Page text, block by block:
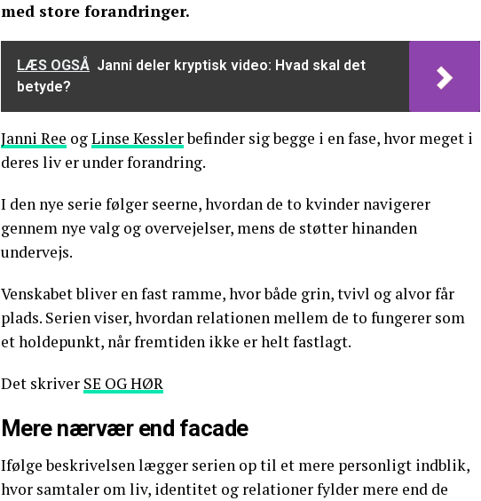
med store forandringer.
LÆS OGSÅ Janni deler kryptisk video: Hvad skal det
betyde?
Janni Ree ogLinse Kesslerbefinder sig begge i en fase, hvor meget i
deres liv er under forandring.
I den nye serie følger seerne, hvordan de to kvinder navigerer
gennem nye valg og overvejelser, mens de støtter hinanden
undervejs.
Venskabet bliver en fast ramme, hvor både grin, tvivl og alvor får
plads. Serien viser, hvordan relationen mellem de to fungerer som
et holdepunkt, når fremtiden ikke er helt fastlagt.
Det skriver SE OG HØR
Mere nærvær end facade
Ifølge beskrivelsen lægger serien op til et mere personligt indblik,
hvor samtaler om liv, identitet og relationer fylder mere end de